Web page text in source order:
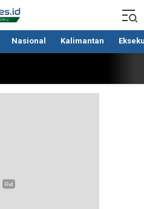
Nasional Kalimantan